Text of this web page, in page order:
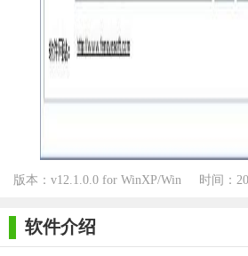
版本：v12.1.0.0 for WinXP/Win
时间：
软件介绍